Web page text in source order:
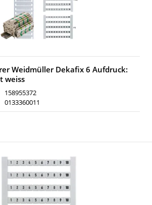
Weidmüller Dekafix 6 Aufdruck:
weiss
158955372
0133360011